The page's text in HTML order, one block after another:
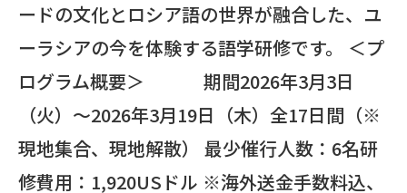
ードの文化とロシア語の世界が融合した、ユ
ーラシアの今を体験する語学研修です。 ＜プ
ログラム概要＞ 期間2026年3月3日
（火）～2026年3月19日（木）全17日間（※
現地集合、現地解散） 最少催行人数：6名研
修費用：1,920USドル ※海外送金手数料込、